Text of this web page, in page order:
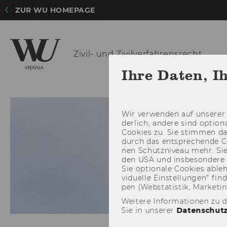
ZUR WU HOMEPAGE
Zivil- undZivilverfahrensrecht
Ihre Daten,
Wir ver­wen­den auf
der­lich, an­de­re sind
Coo­kies zu. Sie stim­men
durch das ent­spre­chen­de
nen Schutz­ni­veau mehr.
den USA und
Sie op­tio­na­le Coo­kies
vi­du­el­le Ein­stel­lun­gen“
pen (Web­sta­tis­tik,
Weitere Informationen zu
Sie in unserer